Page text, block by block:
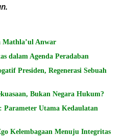
Anwar
dalam Agenda Peradaban
Presiden, Regenerasi Sebuah
Bukan Negara Hukum?
Parameter Utama Kedaulatan
Kelembagaan Menuju Integritas